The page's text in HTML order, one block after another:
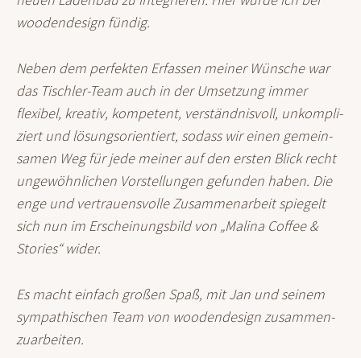
woodendesign fündig.
Neben dem perfekten Erfassen meiner Wünsche war
das Tischler-Team auch in der Umset­zung immer
flexibel, kreativ, kompetent, ver­ständnis­voll, unkompli­
ziert und lösungs­orientiert, sodass wir einen gemein­
samen Weg für jede meiner auf den ersten Blick recht
ungewöhnlichen Vorstel­lungen gefunden haben. Die
enge und ver­trauens­volle Zusammen­arbeit spiegelt
sich nun im Erschei­nungs­bild von „Malina Coffee &
Stories“ wider.
Es macht einfach großen Spaß, mit Jan und seinem
sympa­thischen Team von woodendesign zusammen­
zuarbeiten.